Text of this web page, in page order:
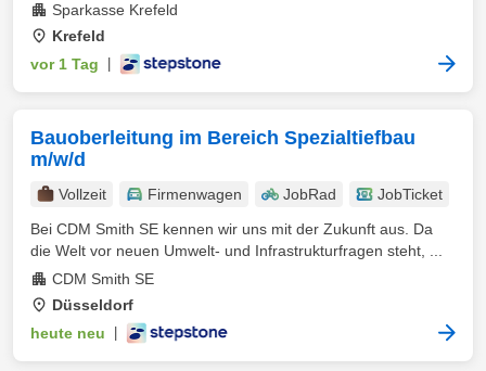
Sparkasse Krefeld
Krefeld
vor 1 Tag
Bauoberleitung im Bereich Spezialtiefbau
m/w/d
Vollzeit Firmenwagen JobRad
JobTicket
Bei CDM Smith SE kennen wir uns mit der Zukunft aus. Da
die Welt vor neuen Umwelt- und Infrastrukturfragen steht, ...
CDM Smith SE
Düsseldorf
heute neu